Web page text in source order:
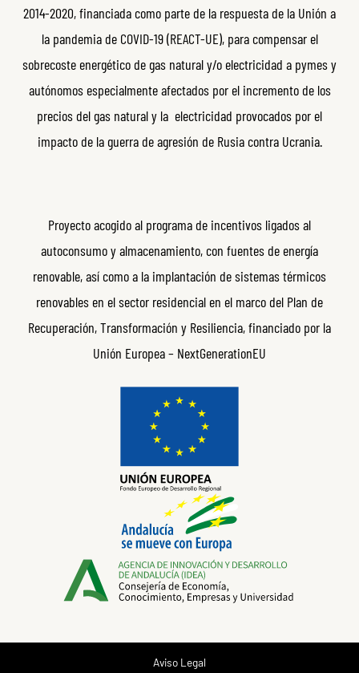
2014-2020, financiada como parte de la respuesta de la Unión a
la pandemia de COVID-19 (REACT-UE), para compensar el
sobrecoste energético de gas natural y/o electricidad a pymes y
autónomos especialmente afectados por el incremento de los
precios del gas natural y la electricidad provocados por el
impacto de la guerra de agresión de Rusia contra Ucrania.
Proyecto acogido al programa de incentivos ligados al
autoconsumo y almacenamiento, con fuentes de energía
renovable, así como a la implantación de sistemas térmicos
renovables en el sector residencial en el marco del Plan de
Recuperación, Transformación y Resiliencia, financiado por la
Unión Europea – NextGenerationEU
Aviso Legal